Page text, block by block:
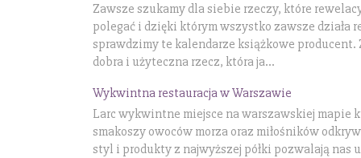
Zawsze szukamy dla siebie rzeczy, które
polegać i dzięki którym wszystko zawsze działa
sprawdzimy te kalendarze książkowe producent.
dobra i użyteczna rzecz, która ja...
Wykwintna restauracja w Warszawie
Larc wykwintne miejsce na warszawskiej mapie
smakoszy owoców morza oraz miłośników
styl i produkty z najwyższej półki pozwalają nas